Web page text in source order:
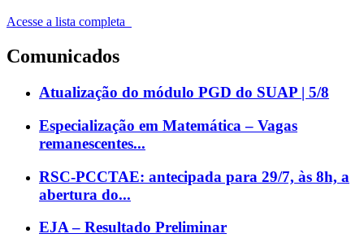
Acesse a lista completa
Comunicados
Atualização do módulo PGD do SUAP | 5/8
Especialização em Matemática – Vagas
remanescentes...
RSC-PCCTAE: antecipada para 29/7, às 8h, a
abertura do...
EJA – Resultado Preliminar